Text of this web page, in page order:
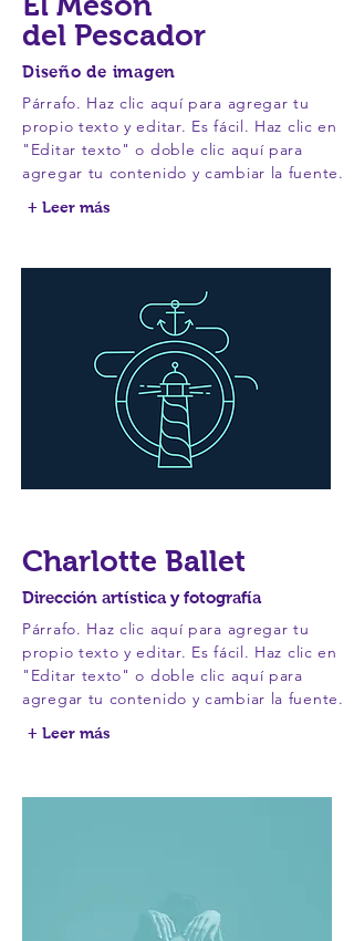
del Pescador
Diseño de imagen
Párrafo. Haz clic aquí para agregar tu
propio texto y editar. Es fácil. Haz clic en
"Editar texto" o doble clic aquí para
agregar tu contenido y cambiar la fuente.
+ Leer más
Charlotte Ballet
Dirección artística y fotografía
Párrafo. Haz clic aquí para agregar tu
propio texto y editar. Es fácil. Haz clic en
"Editar texto" o doble clic aquí para
agregar tu contenido y cambiar la fuente.
+ Leer más